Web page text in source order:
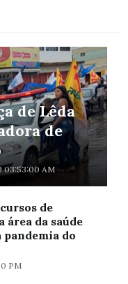
de Lêda
de
03:53:00 AM
de
área da saúde
pandemia do
PM